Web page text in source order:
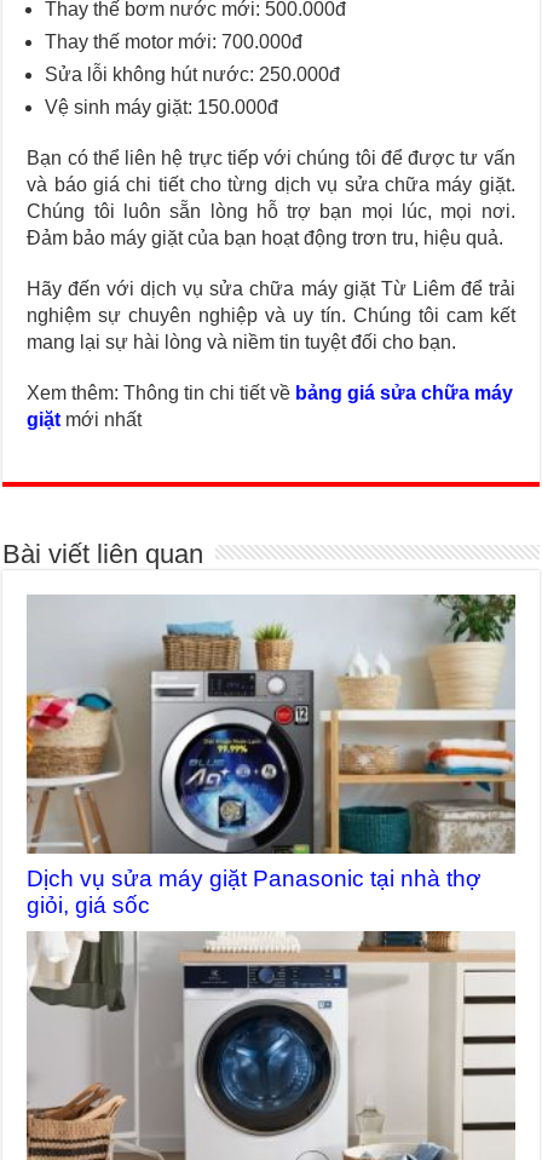
Thay thế bơm nước mới: 500.000đ
Thay thế motor mới: 700.000đ
Sửa lỗi không hút nước: 250.000đ
Vệ sinh máy giặt: 150.000đ
Bạn có thể liên hệ trực tiếp với chúng tôi để được tư vấn
và báo giá chi tiết cho từng dịch vụ sửa chữa máy giặt.
Chúng tôi luôn sẵn lòng hỗ trợ bạn mọi lúc, mọi nơi.
Đảm bảo máy giặt của bạn hoạt động trơn tru, hiệu quả.
Hãy đến với dịch vụ sửa chữa máy giặt Từ Liêm để trải
nghiệm sự chuyên nghiệp và uy tín. Chúng tôi cam kết
mang lại sự hài lòng và niềm tin tuyệt đối cho bạn.
Xem thêm: Thông tin chi tiết về bảng giá sửa chữa máy
giặt mới nhất
Bài viết liên quan
Dịch vụ sửa máy giặt Panasonic tại nhà thợ
giỏi, giá sốc